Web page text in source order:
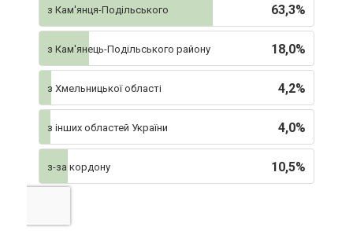
63,3%
з Кам'янця-Подільського
18,0%
з Кам'янець-Подільського району
4,2%
з Хмельницької області
4,0%
з інших областей України
10,5%
з-за кордону